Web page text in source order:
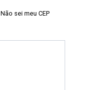
Não sei meu CEP